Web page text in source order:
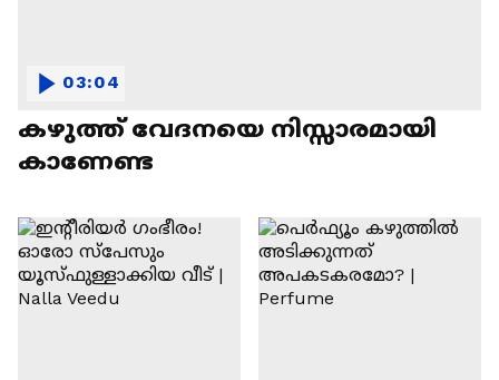
കഴുത്ത് വേദനയെ നിസ്സാരമായി
കാണേണ്ട
03:04